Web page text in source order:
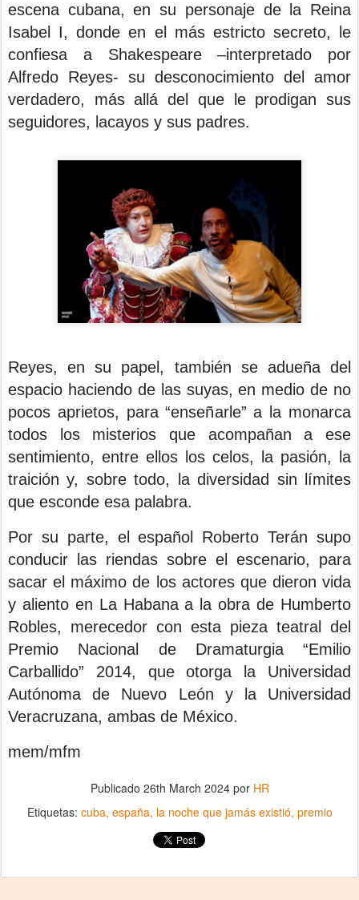
escena cubana, en su personaje de la Reina
Isabel I, donde en el más estricto secreto, le
confiesa a Shakespeare –interpretado por
Alfredo Reyes- su desconocimiento del amor
verdadero, más allá del que le prodigan sus
seguidores, lacayos y sus padres.
Reyes, en su papel, también se adueña del
espacio haciendo de las suyas, en medio de no
pocos aprietos, para “enseñarle” a la monarca
todos los misterios que acompañan a ese
sentimiento, entre ellos los celos, la pasión, la
traición y, sobre todo, la diversidad sin límites
que esconde esa palabra.
Por su parte, el español Roberto Terán supo
conducir las riendas sobre el escenario, para
sacar el máximo de los actores que dieron vida
y aliento en La Habana a la obra de Humberto
Robles, merecedor con esta pieza teatral del
Premio Nacional de Dramaturgia “Emilio
Carballido” 2014, que otorga la Universidad
Autónoma de Nuevo León y la Universidad
Veracruzana, ambas de México.
mem/mfm
Publicado 26th March 2024por HR
Etiquetas: cuba españa la noche que jamás existió premio